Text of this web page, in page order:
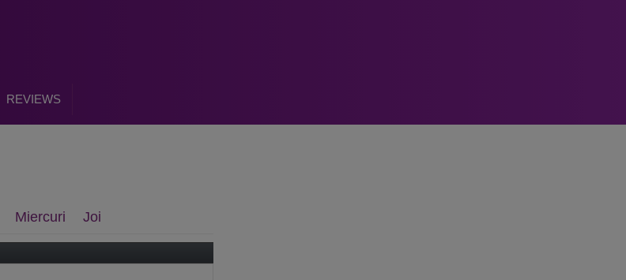
REVIEWS
Miercuri Joi